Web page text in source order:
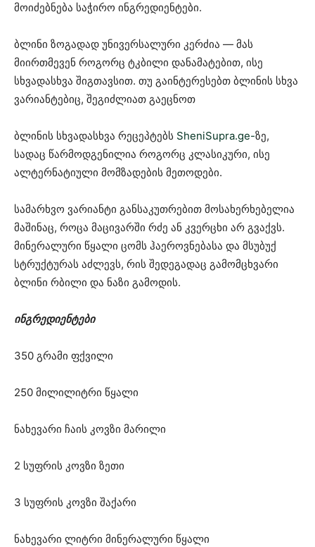
მოიძებნება საჭირო ინგრედიენტები.
ბლინი ზოგადად უნივერსალური კერძია — მას
მიირთმევენ როგორც ტკბილი დანამატებით, ისე
სხვადასხვა შიგთავსით. თუ გაინტერესებთ ბლინის სხვა
ვარიანტებიც, შეგიძლიათ გაეცნოთ
ბლინის სხვადასხვა რეცეპტებს SheniSupra.ge-ზე,
სადაც წარმოდგენილია როგორც კლასიკური, ისე
ალტერნატიული მომზადების მეთოდები.
სამარხვო ვარიანტი განსაკუთრებით მოსახერხებელია
მაშინაც, როცა მაცივარში რძე ან კვერცხი არ გვაქვს.
მინერალური წყალი ცომს ჰაეროვნებასა და მსუბუქ
სტრუქტურას აძლევს, რის შედეგადაც გამომცხვარი
ბლინი რბილი და ნაზი გამოდის.
ინგრედიენტები
350 გრამი ფქვილი
250 მილილიტრი წყალი
ნახევარი ჩაის კოვზი მარილი
2 სუფრის კოვზი ზეთი
3 სუფრის კოვზი შაქარი
ნახევარი ლიტრი მინერალური წყალი